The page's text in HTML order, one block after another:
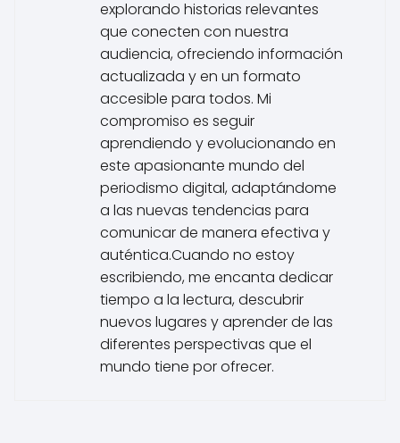
explorando historias relevantes
que conecten con nuestra
audiencia, ofreciendo información
actualizada y en un formato
accesible para todos. Mi
compromiso es seguir
aprendiendo y evolucionando en
este apasionante mundo del
periodismo digital, adaptándome
a las nuevas tendencias para
comunicar de manera efectiva y
auténtica.Cuando no estoy
escribiendo, me encanta dedicar
tiempo a la lectura, descubrir
nuevos lugares y aprender de las
diferentes perspectivas que el
mundo tiene por ofrecer.